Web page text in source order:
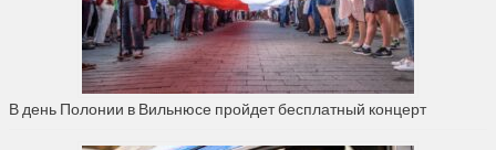
В день Полонии в Вильнюсе пройдет бесплатный концерт